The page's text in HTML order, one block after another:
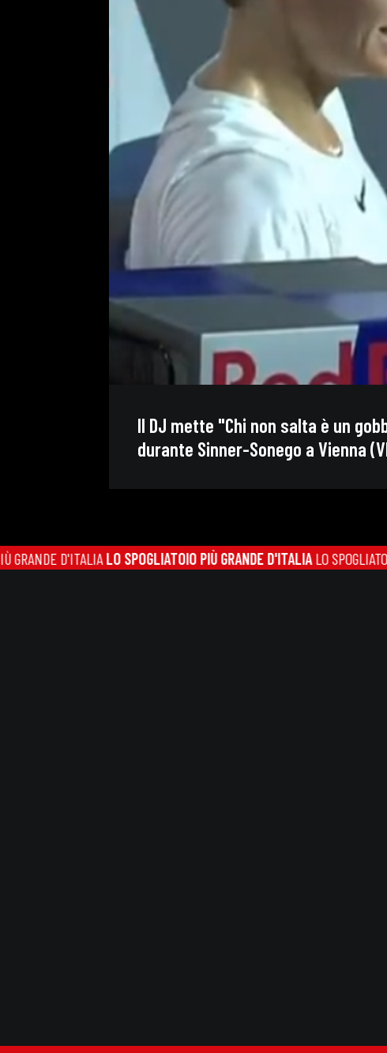
Il DJ mette "Chi non salta è un
durante Sinner-Sonego a Vienna
D'ITALIALO SPOGLIATOIO PIÙ GRANDE D'ITALIALO SPOGLIATOIO